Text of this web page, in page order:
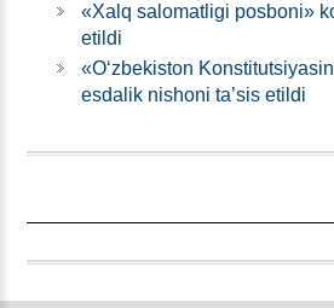
«Xalq salomatligi posboni»
etildi
«Oʻzbekiston
esdalik nishoni ta’sis etildi